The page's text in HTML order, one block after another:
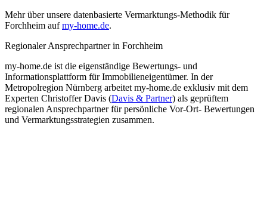
Mehr über unsere datenbasierte Vermarktungs-Methodik für
Forchheim aufmy-home.de.
Regionaler Ansprechpartner in Forchheim
my-home.de ist die eigenständige Bewertungs- und
Informationsplattform für Immobilieneigentümer. In der
Metropolregion Nürnberg arbeitet my-home.de exklusiv mit dem
Experten Christoffer Davis (Davis & Partner) als geprüftem
regionalen Ansprechpartner für persönliche Vor-Ort- Bewertungen
und Vermarktungsstrategien zusammen.